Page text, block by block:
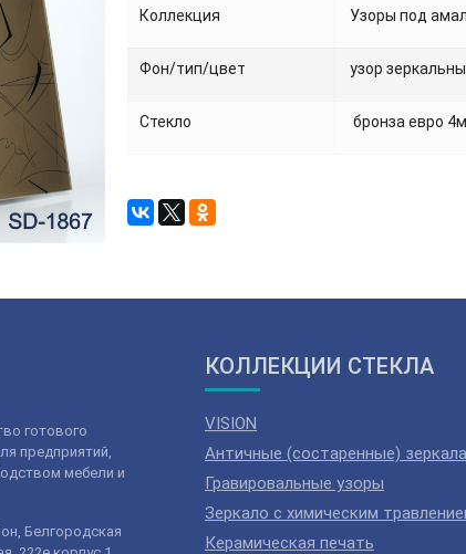
Коллекция Узоры под
Фон/тип/цвет узор
Стекло бронза евро
готового
предприятий,
мебели и
Белгородская
КОЛЛЕКЦИИ СТЕКЛА
VISION
Античные (состаренные) зеркала
Гравировальные узоры
Зеркало с химическим
Керамическая печать